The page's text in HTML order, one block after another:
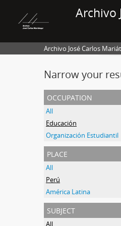
Archivo
Archivo José Carlos
Narrow your
occupation
All
Educación
Organización Estudiantil
place
All
Perú
América Latina
subject
All